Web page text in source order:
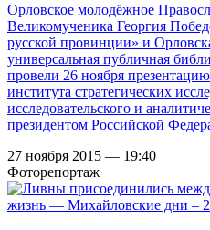
Орловское молодёжное
Великомученика Георгия
русской провинции» и
универсальная публичная
провели 26 ноября
института стратегических
исследовательского и
президентом Российской
27 ноября 2015 — 19:40
Фоторепортаж